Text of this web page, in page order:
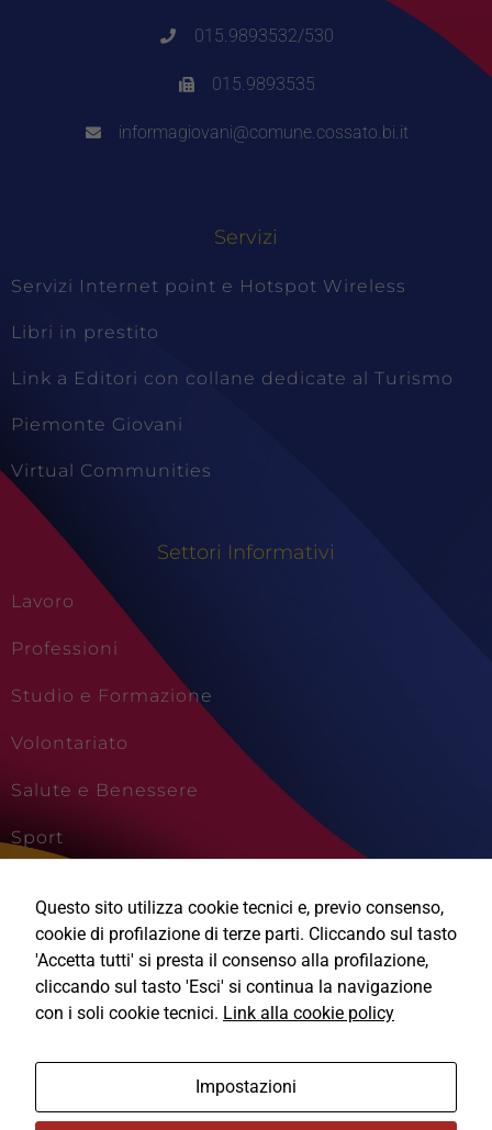
015.9893532/530
015.9893535
informagiovani@comune.cossato.bi.it
Servizi
Servizi Internet point e Hotspot Wireless
Libri in prestito
Link a Editori con collane dedicate al Turismo
Piemonte Giovani
Virtual Communities
Settori Informativi
Lavoro
Professioni
Studio e Formazione
Volontariato
Salute e Benessere
Sport
Viaggi e Vacanze
Ⓒ2026, Technical Design s.r.l.
Informativa Privacy
Questo sito utilizza cookie tecnici e, previo consenso,
cookie di profilazione di terze parti. Cliccando sul tasto
'Accetta tutti' si presta il consenso alla profilazione,
cliccando sul tasto 'Esci' si continua la navigazione
con i soli cookie tecnici. Link alla cookie policy
Impostazioni
Tecnici
Questi cookie
sono necessari
possono
essere